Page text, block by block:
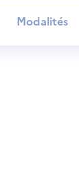
Modalités